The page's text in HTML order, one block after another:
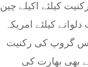
کیلئے اکیلے چین
کیلئے امریکہ
گروپ کی رکنیت
بھی بھارت کی